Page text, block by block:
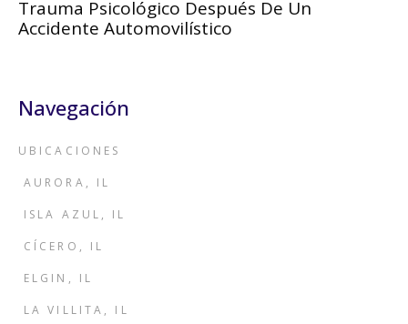
Trauma Psicológico Después De Un
Accidente Automovilístico
Navegación
UBICACIONES
AURORA, IL
ISLA AZUL, IL
CÍCERO, IL
ELGIN, IL
LA VILLITA, IL